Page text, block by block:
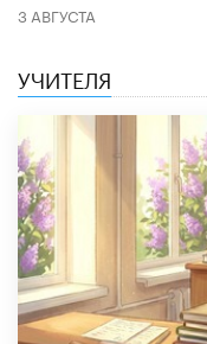
3 АВГУСТА
УЧИТЕЛЯ